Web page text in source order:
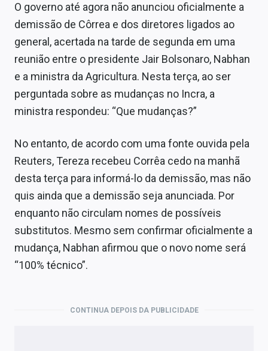
O governo até agora não anunciou oficialmente a
demissão de Côrrea e dos diretores ligados ao
general, acertada na tarde de segunda em uma
reunião entre o presidente Jair Bolsonaro, Nabhan
e a ministra da Agricultura. Nesta terça, ao ser
perguntada sobre as mudanças no Incra, a
ministra respondeu: “Que mudanças?”
No entanto, de acordo com uma fonte ouvida pela
Reuters, Tereza recebeu Corrêa cedo na manhã
desta terça para informá-lo da demissão, mas não
quis ainda que a demissão seja anunciada. Por
enquanto não circulam nomes de possíveis
substitutos. Mesmo sem confirmar oficialmente a
mudança, Nabhan afirmou que o novo nome será
“100% técnico”.
CONTINUA DEPOIS DA PUBLICIDADE